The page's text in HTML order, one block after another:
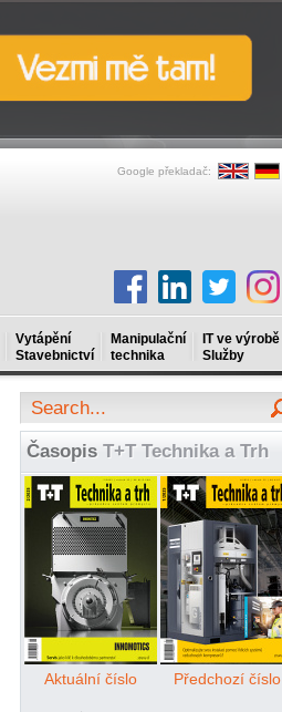
Google překladač:
Vytápění
Stavebnictví
Manipulační
technika
IT ve výrobě
Služby
Časopis T+T Technika a Trh
Aktuální číslo Předchozí číslo